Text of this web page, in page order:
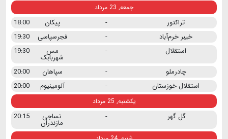
جمعه, 23 مرداد
تراکتور - پیکان
18:00
خیبر خرم‌آباد
- فجرسپاسی
19:30
استقلال
- مس
شهربابک
19:30
چادرملو
- سپاهان
20:00
استقلال خوزستان
- آلومینیوم 20:00
یکشنبه, 25 مرداد
گل گهر - نساجی
مازندران
20:15